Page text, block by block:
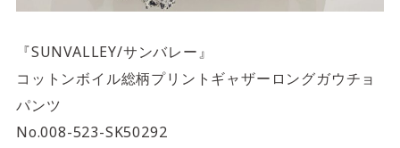
『SUNVALLEY/サンバレー』
コットンボイル総柄プリントギャザーロングガウチョ
パンツ
No.008-523-SK50292